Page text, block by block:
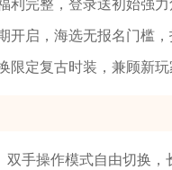
完整，登录送初始强
开启，海选无报名门槛
定复古时装，兼顾新玩
手操作模式自由切换